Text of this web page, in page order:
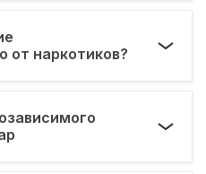
от наркотиков?